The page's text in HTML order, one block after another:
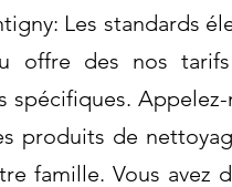
Les standards
offre des nos
spécifiques.
produits de
famille. Vous avez